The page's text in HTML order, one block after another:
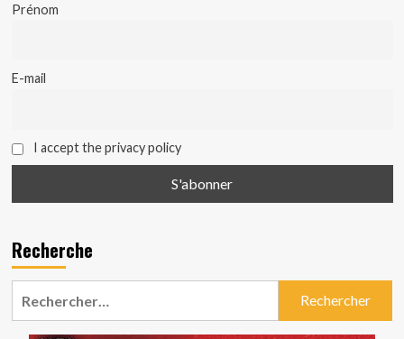
Prénom
E-mail
I accept the privacy policy
Recherche